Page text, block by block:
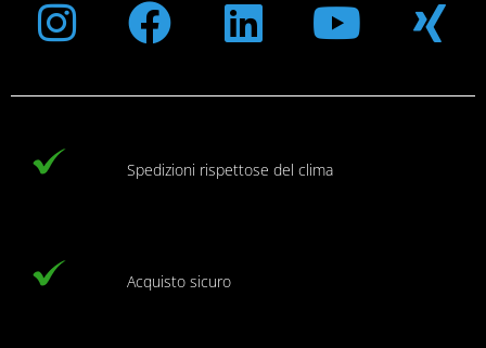
Spedizioni rispettose del clima
Acquisto sicuro